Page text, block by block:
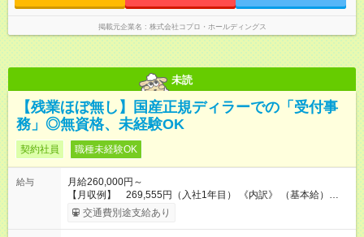
掲載元企業名 株式会社コプロ・ホールディングス
未読
【残業ほぼ無し】国産正規ディラーでの「受付事
務」◎無資格、未経験OK
契約社員 職種未経験OK
給与
月給260,000円～
【月収例】 269,555円（入社1年目） 《内訳》 （基本給）
250,000円 （技能手当）10,000円 （残業手当）1,911円×5h＝
9,555円 ※通勤手当別途支給 ※上記は時間外手当、月平均（5h
交通費別途支給あり